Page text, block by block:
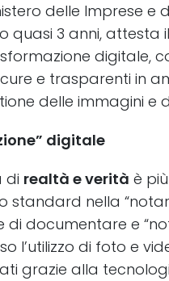
delle Imprese e
quasi 3 anni, attesta
digitale,
e trasparenti in
delle immagini e
digitale
di realtà e verità è
standard nella
documentare e
l’utilizzo di foto e
grazie alla